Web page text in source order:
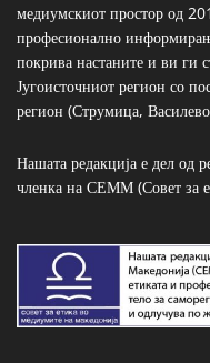
медиумскиот простор од
професионално
покрива настаните и ви ги
Југоисточниот регион со
регион (Струмица,
Нашата редакција е дел од
членка на СЕММ (Совет за